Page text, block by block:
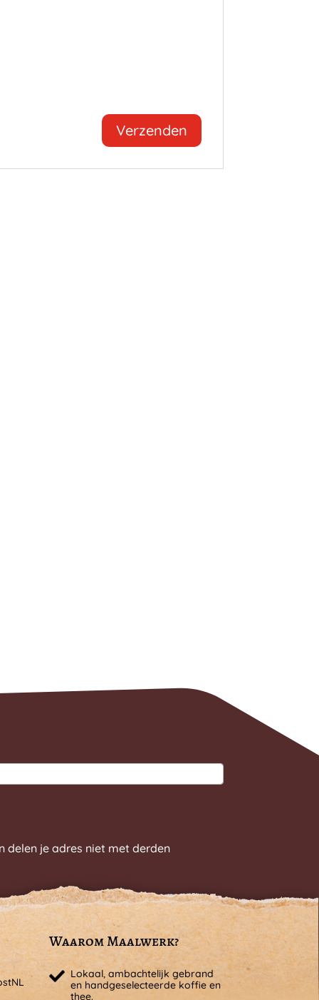
delen je adres niet met derden
Waarom Maalwerk?
Lokaal, ambachtelijk gebrand
en handgeselecteerde koffie en
thee.